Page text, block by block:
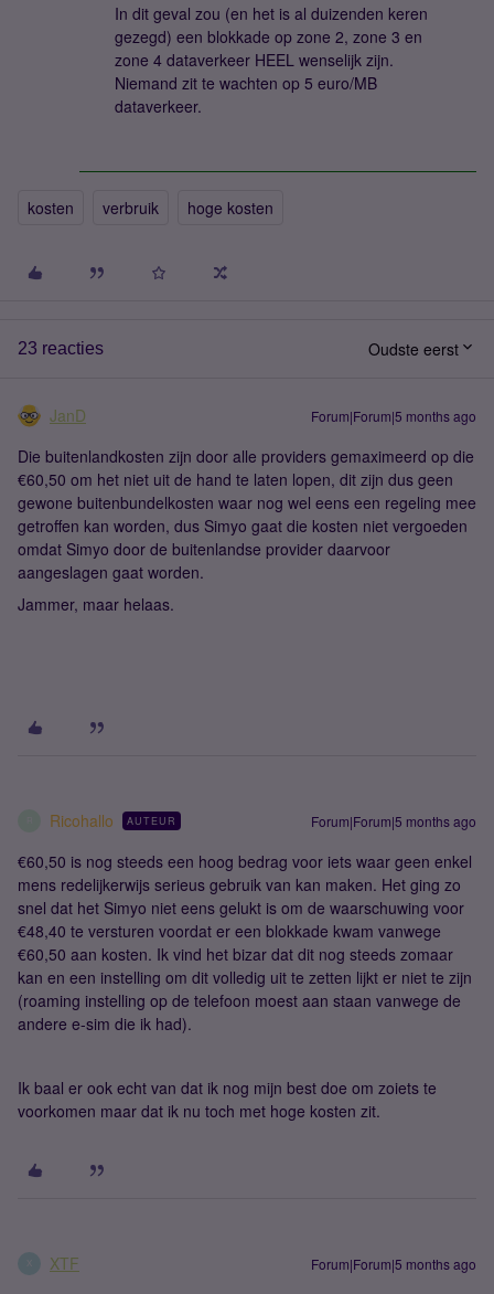
In dit geval zou (en het is al duizenden keren
gezegd) een blokkade op zone 2, zone 3 en
zone 4 dataverkeer HEEL wenselijk zijn.
Niemand zit te wachten op 5 euro/MB
dataverkeer.
kosten verbruik hoge kosten
23 reacties Oudste eerst
JanD Forum|Forum|5 months ago
Die buitenlandkosten zijn door alle providers gemaximeerd op die
€60,50 om het niet uit de hand te laten lopen, dit zijn dus geen
gewone buitenbundelkosten waar nog wel eens een regeling mee
getroffen kan worden, dus Simyo gaat die kosten niet vergoeden
omdat Simyo door de buitenlandse provider daarvoor
aangeslagen gaat worden.
Jammer, maar helaas.
Ricohallo AUTEUR Forum|Forum|5 months ago
€60,50 is nog steeds een hoog bedrag voor iets waar geen enkel
mens redelijkerwijs serieus gebruik van kan maken. Het ging zo
snel dat het Simyo niet eens gelukt is om de waarschuwing voor
€48,40 te versturen voordat er een blokkade kwam vanwege
€60,50 aan kosten. Ik vind het bizar dat dit nog steeds zomaar
kan en een instelling om dit volledig uit te zetten lijkt er niet te zijn
(roaming instelling op de telefoon moest aan staan vanwege de
andere e-sim die ik had).
Ik baal er ook echt van dat ik nog mijn best doe om zoiets te
voorkomen maar dat ik nu toch met hoge kosten zit.
XTF Forum|Forum|5 months ago